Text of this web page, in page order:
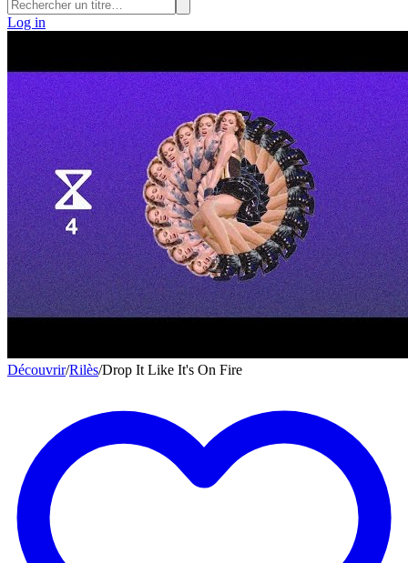
Log in
Découvrir/Rilès/Drop It Like It's On Fire